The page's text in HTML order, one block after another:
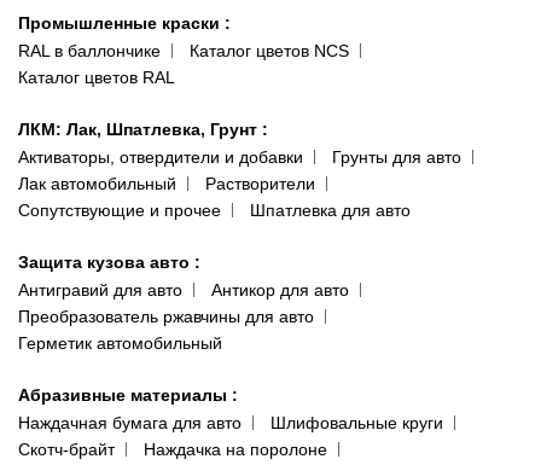
Промышленные краски :
RAL в баллончике
Каталог цветов NCS
Каталог цветов RAL
ЛКМ: Лак, Шпатлевка, Грунт :
Активаторы, отвердители и добавки
Грунты для авто
Лак автомобильный
Растворители
Сопутствующие и прочее
Шпатлевка для авто
Защита кузова авто :
Антигравий для авто
Антикор для авто
Преобразователь ржавчины для авто
Герметик автомобильный
Абразивные материалы :
Наждачная бумага для авто
Шлифовальные круги
Скотч-брайт
Наждачка на поролоне